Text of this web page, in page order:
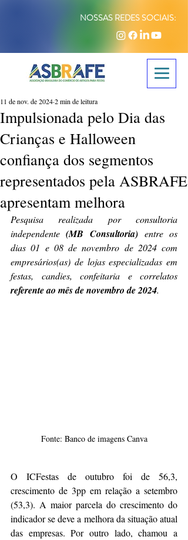
NOSSAS REDES SOCIAIS:
Impulsionada pelo Dia das
Crianças e Halloween
confiança dos segmentos
representados pela ASBRAFE
apresentam melhora
11 de nov. de 20242 min de leitura
Pesquisa realizada por consultoria
independente (MB Consultoria) entre os
dias 01 e 08 de novembro de 2024 com
empresários(as) de lojas especializadas em
referente ao mês de novembro de 2024.
Fonte: Banco de imagens Canva
O ICFestas de outubro foi de 56,3,
crescimento de 3pp em relação a setembro
(53,3). A maior parcela do crescimento do
indicador se deve a melhora da situação atual
das empresas. Por outro lado, chamou a